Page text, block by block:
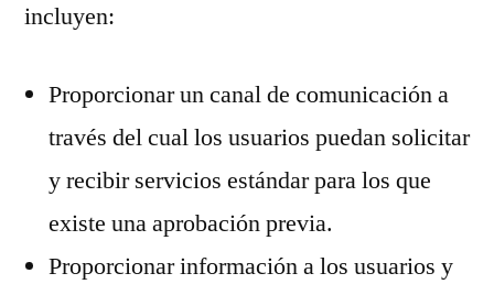
incluyen:
Proporcionar un canal de comunicación a
través del cual los usuarios puedan solicitar
y recibir servicios estándar para los que
existe una aprobación previa.
Proporcionar información a los usuarios y